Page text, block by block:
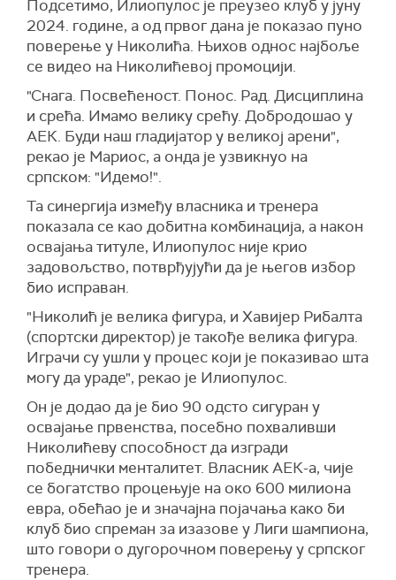
Подсетимо, Илиопулос је преузео клуб у јуну
2024. године, а од првог дана је показао пуно
поверење у Николића. Њихов однос најбоље
се видео на Николићевој промоцији.
"Снага. Посвећеност. Понос. Рад. Дисциплина
и срећа. Имамо велику срећу. Добродошао у
АЕК. Буди наш гладијатор у великој арени",
рекао је Мариос, а онда је узвикнуо на
српском: "Идемо!".
Та синергија између власника и тренера
показала се као добитна комбинација, а након
освајања титуле, Илиопулос није крио
задовољство, потврђујући да је његов избор
био исправан.
"Николић је велика фигура, и Хавијер Рибалта
(спортски директор) је такође велика фигура.
Играчи су ушли у процес који је показивао шта
могу да ураде", рекао је Илиопулос.
Он је додао да је био 90 одсто сигуран у
освајање првенства, посебно похваливши
Николићеву способност да изгради
победнички менталитет. Власник АЕК-а, чије
се богатство процењује на око 600 милиона
евра, обећао је и значајна појачања како би
клуб био спреман за изазове у Лиги шампиона,
што говори о дугорочном поверењу у српског
тренера.